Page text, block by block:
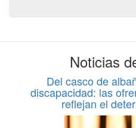
Noticias
Del casco de
discapacidad: las
reflejan el